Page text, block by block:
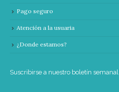
Pago seguro
Atención a la usuaria
¿Donde estamos?
Suscribirse a nuestro boletín semanal